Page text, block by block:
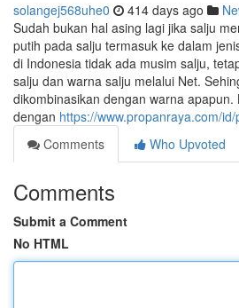
solangej568uhe0 414 days ago
Sudah bukan hal asing lagi jika salju
putih pada salju termasuk ke dalam
di Indonesia tidak ada musim salju,
salju dan warna salju melalui Net.
dikombinasikan dengan warna apapun.
dengan https://www.propanraya.com/
Comments
Who Upvoted
Comments
Submit a Comment
No HTML